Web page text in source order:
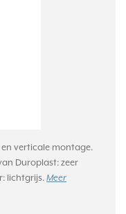
verticale montage.
Duroplast: zeer
lichtgrijs.Meer